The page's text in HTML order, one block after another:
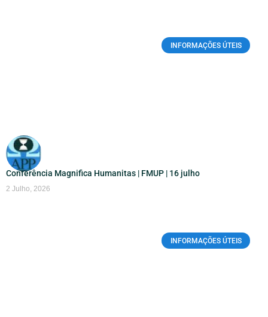
INFORMAÇÕES ÚTEIS
Conferência Magnifica Humanitas | FMUP | 16 julho
2 Julho, 2026
INFORMAÇÕES ÚTEIS